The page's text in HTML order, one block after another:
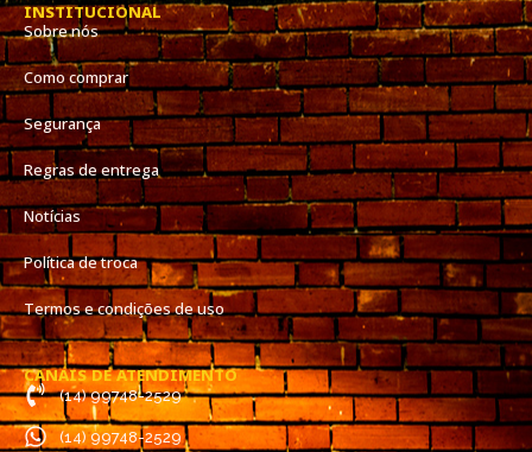
INSTITUCIONAL
Sobre nós
Como comprar
Segurança
Regras de entrega
Notícias
Política de troca
Termos e condições de uso
CANAIS DE ATENDIMENTO
(14) 99748-2529
(14) 99748-2529